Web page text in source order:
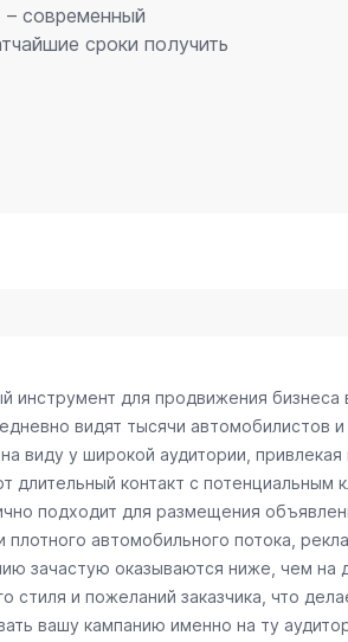
– современный
сроки получить
инструмент для продвижения
видят тысячи
виду у широкой аудитории,
длительный контакт с
подходит для размещения
автомобильного потока,
зачастую оказываются ниже, чем
стиля и пожеланий заказчика, что
вашу кампанию именно на ту